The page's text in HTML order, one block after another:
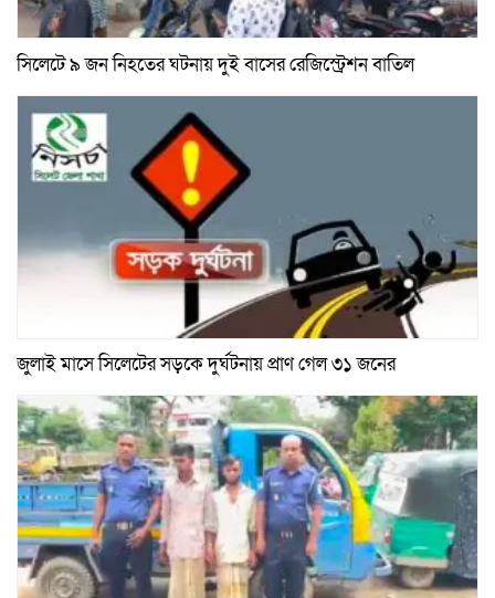
সিলেটে ৯ জন নিহতের ঘটনায় দুই বাসের রেজিস্ট্রেশন বাতিল
জুলাই মাসে সিলেটের সড়কে দুর্ঘটনায় প্রাণ গেল ৩১ জনের